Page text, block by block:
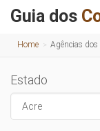
Guia dos
Home Agências dos
Estado